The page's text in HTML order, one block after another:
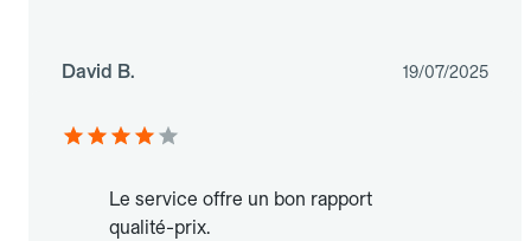
David B. 19/07/2025
Le service offre un bon rapport
qualité-prix.